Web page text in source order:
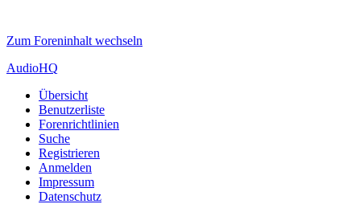
Zum Foreninhalt wechseln
AudioHQ
Übersicht
Benutzerliste
Forenrichtlinien
Suche
Registrieren
Anmelden
Impressum
Datenschutz